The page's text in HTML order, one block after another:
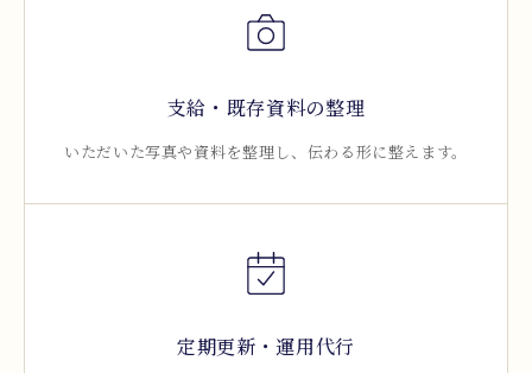
支給・既存資料の整理
いただいた写真や資料を整理し、伝わる形に整えます。
定期更新・運用代行